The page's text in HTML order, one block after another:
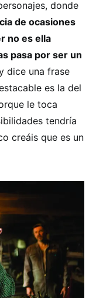
donde
de ocasiones
no es ella
pasa por ser un
dice una frase
es la del
le toca
tendría
creáis que es un